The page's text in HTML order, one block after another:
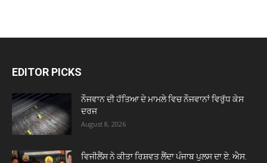
EDITOR PICKS
ਨੌਜਵਾਨ ਦੀ ਹੱਤਿਆ ਦੇ ਮਾਮਲੇ ਵਿਚ ਨੌਜਵਾਨਾਂ ਵਿਰੁੱਧ ਕੇਸ
ਦਰਜ
August 8, 2026
ਵਿਜੀਲੈਂਸ ਨੇ ਕੀਤਾ ਰਿਸ਼ਵਤ ਲੈਂਦਾ ਪੰਜਾਬ ਪੁਲਸ ਦਾ ਏ. ਐਸ.